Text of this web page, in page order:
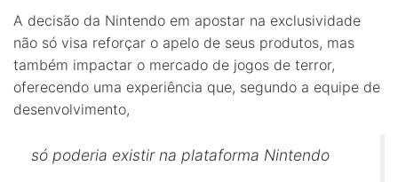
A decisão da Nintendo em apostar na exclusividade
não só visa reforçar o apelo de seus produtos, mas
também impactar o mercado de jogos de terror,
oferecendo uma experiência que, segundo a equipe de
desenvolvimento,
só poderia existir na plataforma Nintendo